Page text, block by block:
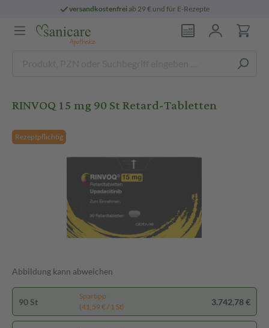
versandkostenfreiab 29 € und für E-Rezepte
RINVOQ 15 mg 90 St Retard-Tabletten
Rezeptpflichtig
Abbildung kann abweichen
90 St
Spartipp
(41,59 € / 1 St)
3.742,78 €